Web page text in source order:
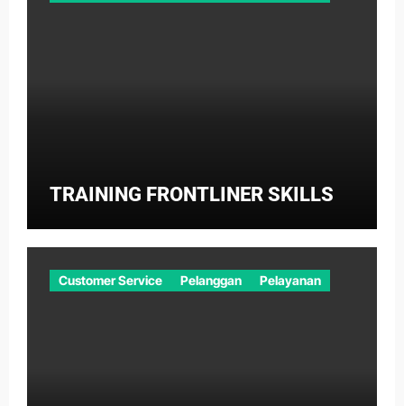
TRAINING FRONTLINER SKILLS
Customer Service Pelanggan Pelayanan